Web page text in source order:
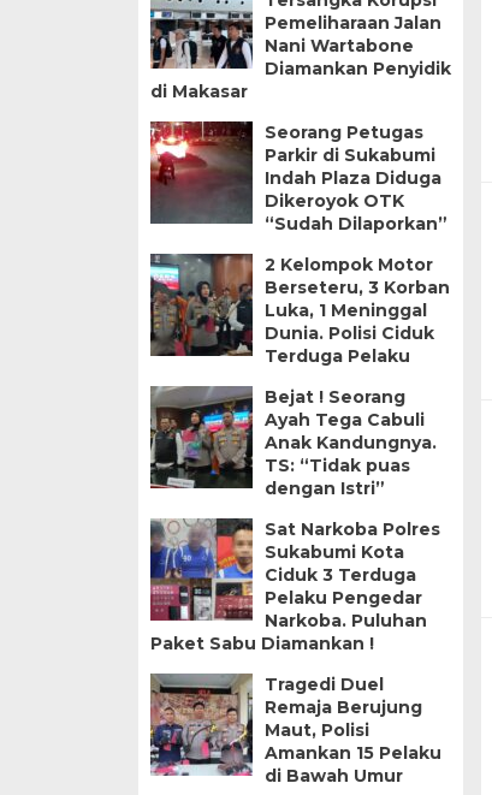
Pemeliharaan Jalan
Nani Wartabone
Diamankan Penyidik
di Makasar
Seorang Petugas
Parkir di Sukabumi
Indah Plaza Diduga
Dikeroyok OTK
“Sudah Dilaporkan”
2 Kelompok Motor
Berseteru, 3 Korban
Luka, 1 Meninggal
Dunia. Polisi Ciduk
Terduga Pelaku
Bejat ! Seorang
Ayah Tega Cabuli
Anak Kandungnya.
TS: “Tidak puas
dengan Istri”
Sat Narkoba Polres
Sukabumi Kota
Ciduk 3 Terduga
Pelaku Pengedar
Narkoba. Puluhan
Paket Sabu Diamankan !
Tragedi Duel
Remaja Berujung
Maut, Polisi
Amankan 15 Pelaku
di Bawah Umur